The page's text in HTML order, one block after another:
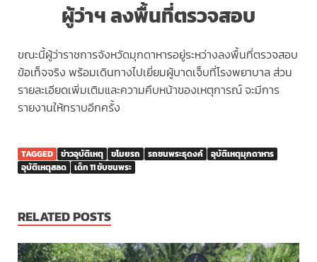
ผู้ว่าฯ ลงพื้นที่ตรวจสอบ
ขณะนี้ผู้ว่าราชการจังหวัดมุกดาหารอยู่ระหว่างลงพื้นที่ตรวจสอบ
ข้อเท็จจริง พร้อมเดินทางไปเยี่ยมผู้บาดเจ็บที่โรงพยาบาล ส่วน
รายละเอียดเพิ่มเติมและความคืบหน้าของเหตุการณ์ จะมีการ
รายงานให้ทราบอีกครั้ง
TAGGED ข่าวอุบัติเหตุ ขโมยรถ รถชนพระธุดงค์
อุบัติเหตุมุกดาหาร
อุบัติเหตุสลด
เด็ก 11 ขับชนพระ
RELATED POSTS